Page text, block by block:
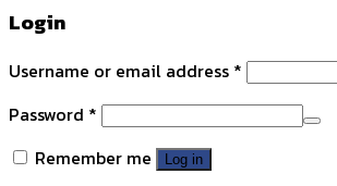
Login
Username or email address *
Password *
Remember me
Log in